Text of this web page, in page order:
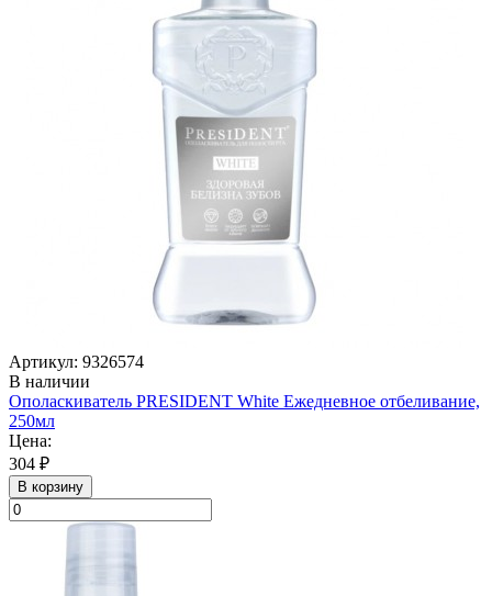
Артикул: 9326574
В наличии
Ополаскиватель PRESIDENT White Ежедневное отбеливание,
250мл
Цена:
304 ₽
В корзину